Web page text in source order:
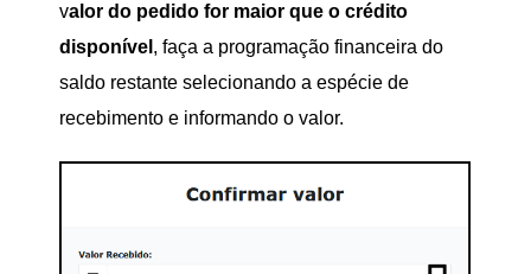
valor do pedido for maior que o crédito
disponível , faça a programação financeira do
saldo restante selecionando a espécie de
recebimento e informando o valor.